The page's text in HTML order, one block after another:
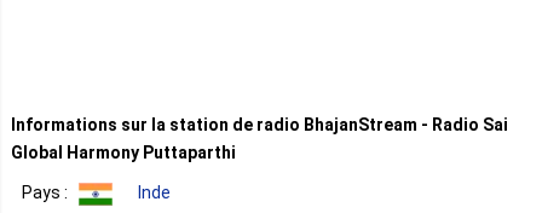
Informations sur la station de radio BhajanStream - Radio Sai
Global Harmony Puttaparthi
Pays : Inde